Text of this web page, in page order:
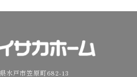
水戸市笠原町682-13